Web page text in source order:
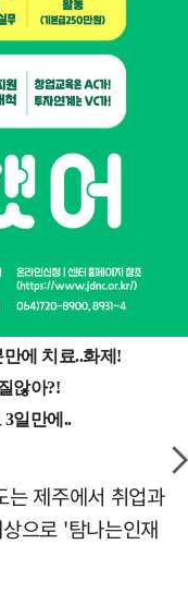
는 제주에서 취업과
으로 '탐나는인재